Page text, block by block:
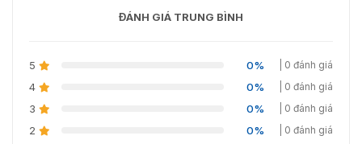
ĐÁNH GIÁ TRUNG BÌNH
5 0% | 0 đánh giá
4 0% | 0 đánh giá
3 0% | 0 đánh giá
2 0% | 0 đánh giá